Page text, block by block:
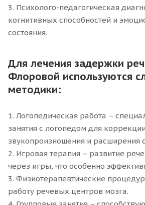
3. Психолого-педагогическая
когнитивных способностей и
состояния.
Для лечения задержки
Флоровой используются
методики:
1. Логопедическая работа –
занятия с логопедом для коррекции
звукопроизношения и расширения
2. Игровая терапия – развитие
через игры, что особенно
3. Физиотерапевтические
работу речевых центров мозга.